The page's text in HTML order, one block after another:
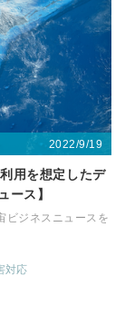
2022/9/19
用を想定したデ
ース】
ビジネスニュースを
対応